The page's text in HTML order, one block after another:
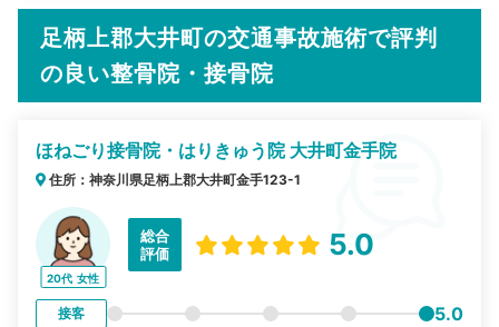
足柄上郡大井町の交通事故施術で評判
の良い整骨院・接骨院
ほねごり接骨院・はりきゅう院 大井町金手院
住所：神奈川県足柄上郡大井町金手123-1
20代 女性
総合
評価
5.0
接客 5.0